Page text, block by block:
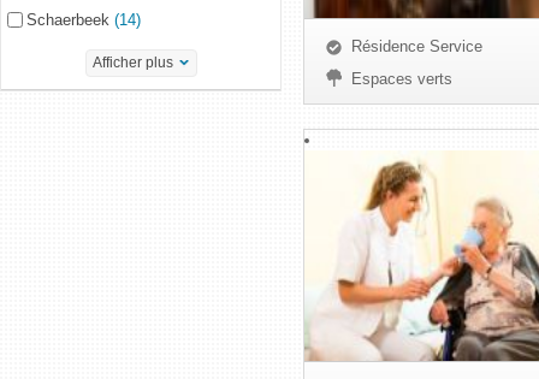
Schaerbeek (14)
Afficher plus
Résidence Service
Espaces verts